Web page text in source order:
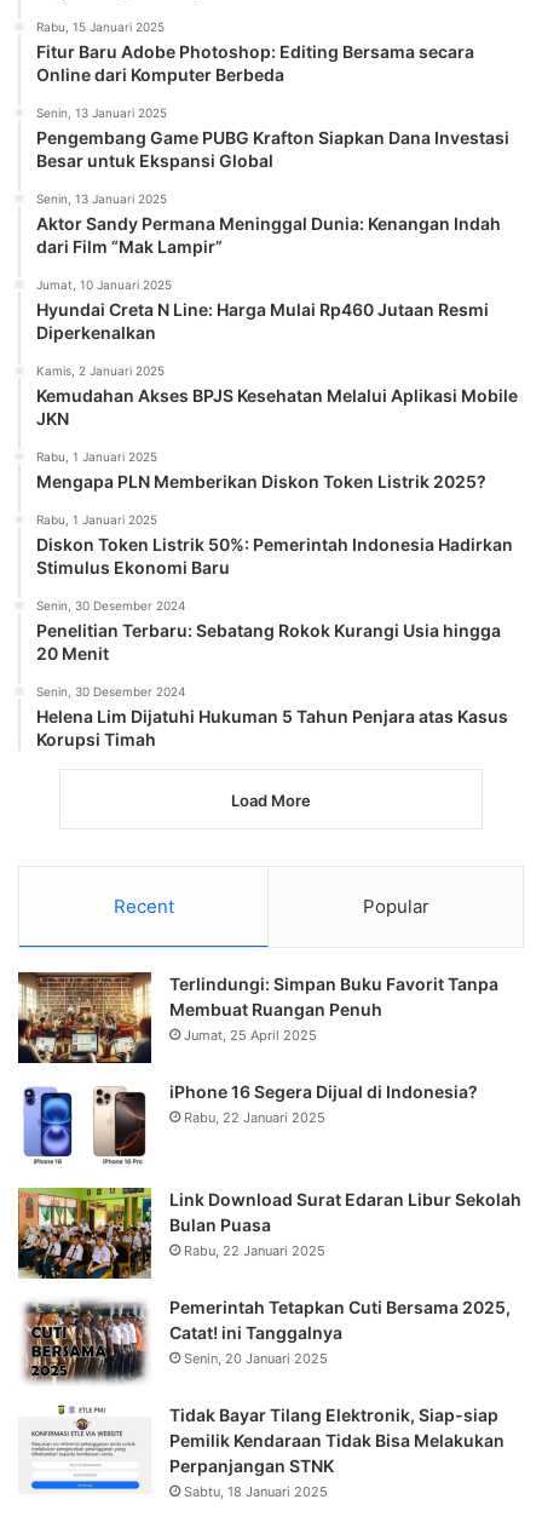
Rabu, 15 Januari 2025
Fitur Baru Adobe Photoshop: Editing Bersama secara
Online dari Komputer Berbeda
Senin, 13 Januari 2025
Pengembang Game PUBG Krafton Siapkan Dana Investasi
Besar untuk Ekspansi Global
Senin, 13 Januari 2025
Aktor Sandy Permana Meninggal Dunia: Kenangan Indah
dari Film “Mak Lampir”
Jumat, 10 Januari 2025
Hyundai Creta N Line: Harga Mulai Rp460 Jutaan Resmi
Diperkenalkan
Kamis, 2 Januari 2025
Kemudahan Akses BPJS Kesehatan Melalui Aplikasi Mobile
JKN
Rabu, 1 Januari 2025
Mengapa PLN Memberikan Diskon Token Listrik 2025?
Rabu, 1 Januari 2025
Diskon Token Listrik 50%: Pemerintah Indonesia Hadirkan
Stimulus Ekonomi Baru
Senin, 30 Desember 2024
Penelitian Terbaru: Sebatang Rokok Kurangi Usia hingga
20 Menit
Senin, 30 Desember 2024
Helena Lim Dijatuhi Hukuman 5 Tahun Penjara atas Kasus
Korupsi Timah
Load More
Recent Popular
Terlindungi: Simpan Buku Favorit Tanpa
Membuat Ruangan Penuh
Jumat, 25 April 2025
iPhone 16 Segera Dijual di Indonesia?
Rabu, 22 Januari 2025
Link Download Surat Edaran Libur Sekolah
Bulan Puasa
Rabu, 22 Januari 2025
Pemerintah Tetapkan Cuti Bersama 2025,
Catat! ini Tanggalnya
Senin, 20 Januari 2025
Tidak Bayar Tilang Elektronik, Siap-siap
Pemilik Kendaraan Tidak Bisa Melakukan
Perpanjangan STNK
Sabtu, 18 Januari 2025